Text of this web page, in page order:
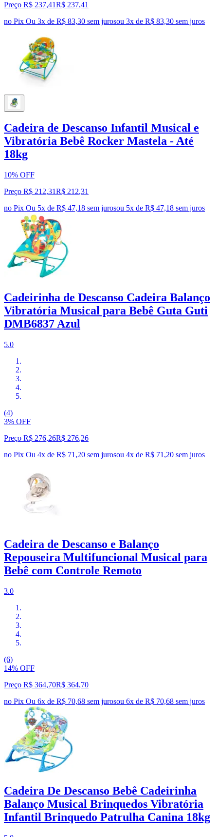
Preço R$ 237,41R$ 237,41
no Pix Ou 3x de R$ 83,30 sem jurosou 3x de R$ 83,30 sem juros
Cadeira de Descanso Infantil Musical e
Vibratória Bebê Rocker Mastela - Até
18kg
10% OFF
Preço R$ 212,31R$ 212,31
no Pix Ou 5x de R$ 47,18 sem jurosou 5x de R$ 47,18 sem juros
Cadeirinha de Descanso Cadeira Balanço
Vibratória Musical para Bebê Guta Guti
DMB6837 Azul
5.0
(4)
3% OFF
Preço R$ 276,26R$ 276,26
no Pix Ou 4x de R$ 71,20 sem jurosou 4x de R$ 71,20 sem juros
Cadeira de Descanso e Balanço
Repouseira Multifuncional Musical para
Bebê com Controle Remoto
3.0
(6)
14% OFF
Preço R$ 364,70R$ 364,70
no Pix Ou 6x de R$ 70,68 sem jurosou 6x de R$ 70,68 sem juros
Cadeira De Descanso Bebê Cadeirinha
Balanço Musical Brinquedos Vibratória
Infantil Brinquedo Patrulha Canina 18kg